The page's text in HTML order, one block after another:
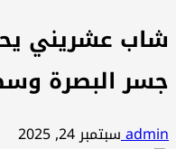
شاب عشريني
جسر البصرة
adminسبتمبر 24, 2025